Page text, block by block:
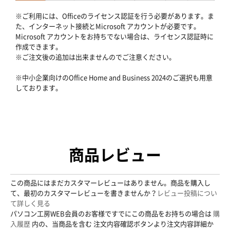
※ご利用には、Officeのライセンス認証を行う必要があります。ま
た、インターネット接続とMicrosoft アカウントが必要です。
Microsoft アカウントをお持ちでない場合は、ライセンス認証時に
作成できます。
※ご注文後の追加は出来ませんのでご注意ください。
※中小企業向けのOffice Home and Business 2024のご選択も用意
しております。
商品レビュー
この商品にはまだカスタマーレビューはありません。商品を購入し
て、最初のカスタマーレビューを書きませんか？ レビュー投稿につい
て詳しく見る
パソコン工房WEB会員のお客様ですでにこの商品をお持ちの場合は 購
入履歴 内の、当商品を含む 注文内容確認ボタンより注文内容詳細か